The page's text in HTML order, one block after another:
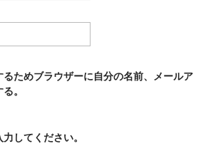
ためブラウザーに自分の名前、メールア
。
してください。